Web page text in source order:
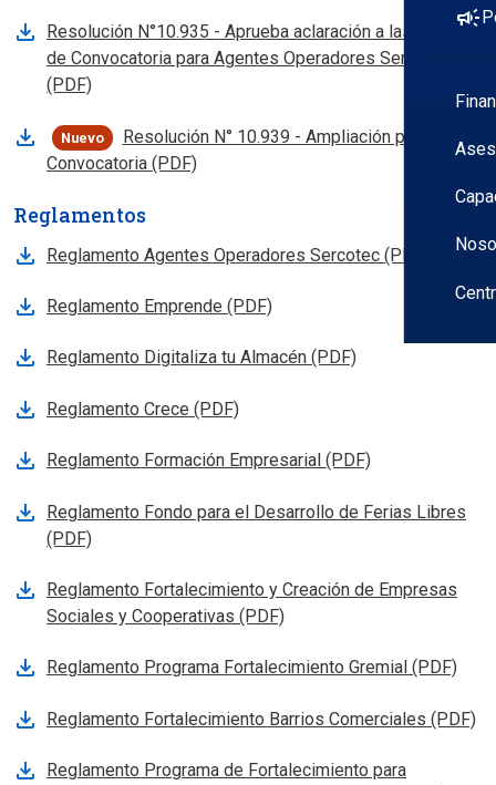
campaign
Resolución N°10.935 - Aprueba aclaración a las Bases
de Convocatoria para Agentes Operadores Sercotec
(PDF), abre en nueva pestana
Nuevo
Resolución N° 10.939 - Ampliación plazo
Convocatoria (PDF), abre en nueva pestana
Reglamentos
Reglamento Agentes Operadores Sercotec (PDF)
Reglamento Emprende (PDF)
Reglamento Digitaliza tu Almacén (PDF)
Reglamento Crece (PDF)
Reglamento Formación Empresarial (PDF)
Reglamento Fondo para el Desarrollo de Ferias Libres
(PDF)
Reglamento Fortalecimiento y Creación de Empresas
Sociales y Cooperativas (PDF)
Reglamento Programa Fortalecimiento Gremial (PDF)
Reglamento Fortalecimiento Barrios Comerciales (PDF)
Reglamento Programa de Fortalecimiento para